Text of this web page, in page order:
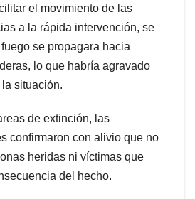
el movimiento de las
a la rápida intervención, se
se propagara hacia
lo que habría agravado
situación.
de extinción, las
confirmaron con alivio que no
heridas ni víctimas que
del hecho.